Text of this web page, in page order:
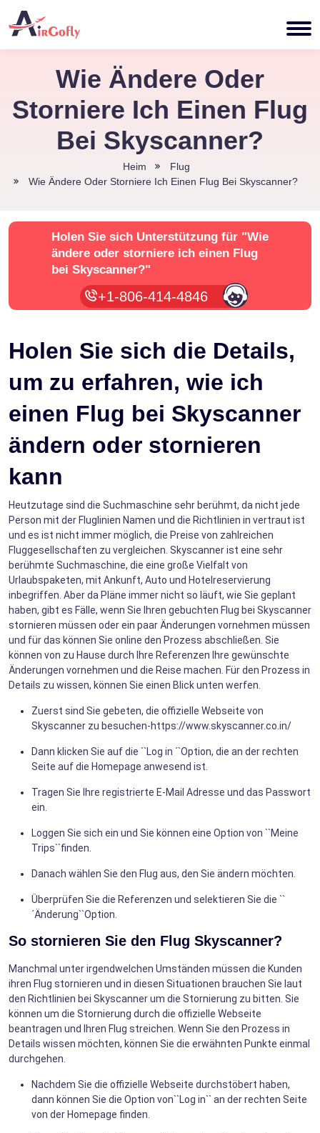
Wie Ändere Oder
Storniere Ich Einen Flug
Bei Skyscanner?
Heim
Flug
Wie Ändere Oder Storniere Ich Einen Flug Bei Skyscanner?
Holen Sie sich Unterstützung für "Wie
ändere oder storniere ich einen Flug
bei Skyscanner?"
+1-806-414-4846
Holen Sie sich die Details,
um zu erfahren, wie ich
einen Flug bei Skyscanner
ändern oder stornieren
kann
Heutzutage sind die Suchmaschine sehr berühmt, da nicht jede
Person mit der Fluglinien Namen und die Richtlinien in vertraut ist
und es ist nicht immer möglich, die Preise von zahlreichen
Fluggesellschaften zu vergleichen. Skyscanner ist eine sehr
berühmte Suchmaschine, die eine große Vielfalt von
Urlaubspaketen, mit Ankunft, Auto und Hotelreservierung
inbegriffen. Aber da Pläne immer nicht so läuft, wie Sie geplant
haben, gibt es Fälle, wenn Sie Ihren gebuchten Flug bei Skyscanner
stornieren müssen oder ein paar Änderungen vornehmen müssen
und für das können Sie online den Prozess abschließen. Sie
können von zu Hause durch Ihre Referenzen Ihre gewünschte
Änderungen vornehmen und die Reise machen. Für den Prozess in
Details zu wissen, können Sie einen Blick unten werfen.
Zuerst sind Sie gebeten, die offizielle Webseite von
Skyscanner zu besuchen-https://www.skyscanner.co.in/
Dann klicken Sie auf die ``Log in ´`Option, die an der rechten
Seite auf die Homepage anwesend ist.
Tragen Sie Ihre registrierte E-Mail Adresse und das Passwort
ein.
Loggen Sie sich ein und Sie können eine Option von ``Meine
Trips``finden.
Danach wählen Sie den Flug aus, den Sie ändern möchten.
Überprüfen Sie die Referenzen und selektieren Sie die ``
´Änderung``Option.
So stornieren Sie den Flug Skyscanner?
Manchmal unter irgendwelchen Umständen müssen die Kunden
ihren Flug stornieren und in diesen Situationen brauchen Sie laut
den Richtlinien bei Skyscanner um die Stornierung zu bitten. Sie
können um die Stornierung durch die offizielle Webseite
beantragen und Ihren Flug streichen. Wenn Sie den Prozess in
Details wissen möchten, können Sie die erwähnten Punkte einmal
durchgehen.
Nachdem Sie die offizielle Webseite durchstöbert haben,
dann können Sie die Option von``Log in`` an der rechten Seite
von der Homepage finden.